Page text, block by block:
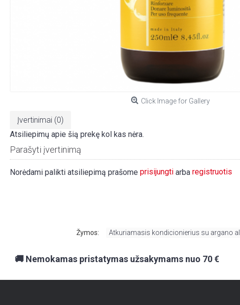
Click Image for Gallery
Įvertinimai (0)
Atsiliepimų apie šią prekę kol kas nėra.
Parašyti įvertinimą
Norėdami palikti atsiliepimą prašome prisijungti arba registruotis
Žymos: Atkuriamasis kondicionierius su argano
🚚 Nemokamas pristatymas užsakymams nuo 70 €